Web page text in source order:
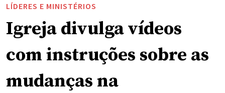
LÍDERES E MINISTÉRIOS
Igreja divulga vídeos
com instruções sobre as
mudanças na